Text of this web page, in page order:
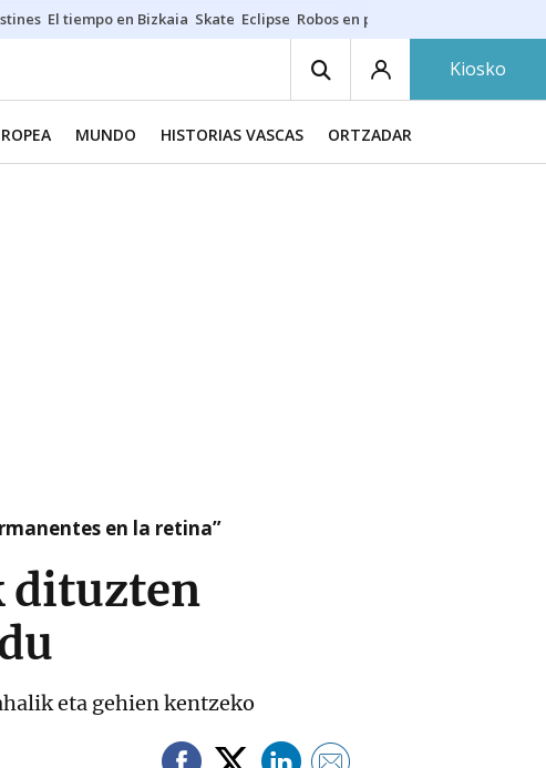
El tiempo en Bizkaia Skate Eclipse Robos en playas
Kiosko
MUNDO HISTORIAS VASCAS ORTZADAR
en la retina”
dituzten
eta gehien kentzeko